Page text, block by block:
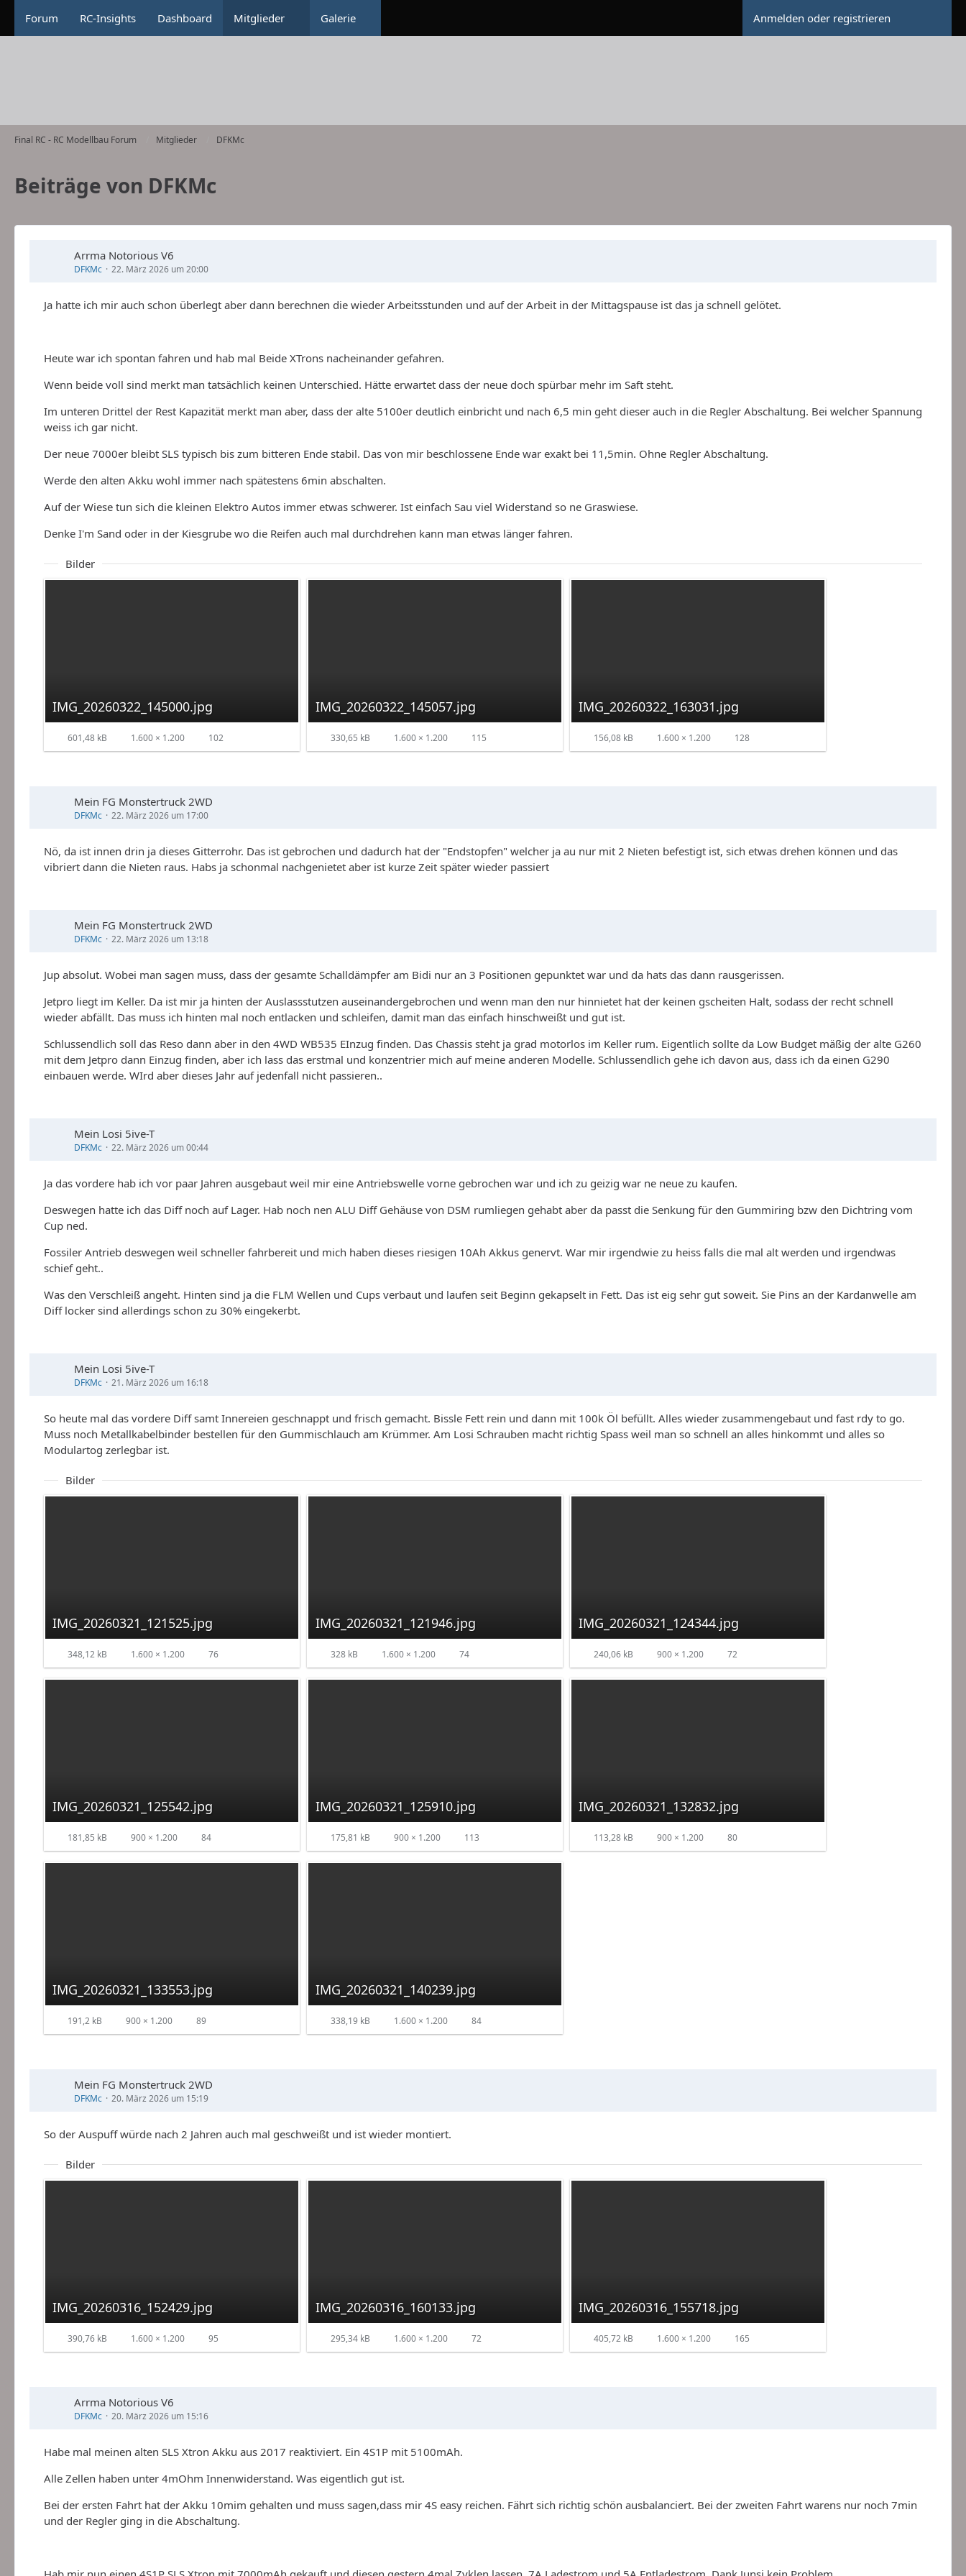
Forum RC-Insights Dashboard Mitglieder Galerie Anmelden oder registrieren
Final RC - RC Modellbau Forum Mitglieder DFKMc
Beiträge von DFKMc
Arrma Notorious V6
DFKMc 22. März 2026 um 20:00
Ja hatte ich mir auch schon überlegt aber dann berechnen die wieder Arbeitsstunden und auf der Arbeit in der Mittagspause ist das ja schnell gelötet.
Heute war ich spontan fahren und hab mal Beide XTrons nacheinander gefahren.
Wenn beide voll sind merkt man tatsächlich keinen Unterschied. Hätte erwartet dass der neue doch spürbar mehr im Saft steht.
Im unteren Drittel der Rest Kapazität merkt man aber, dass der alte 5100er deutlich einbricht und nach 6,5 min geht dieser auch in die Regler Abschaltung. Bei welcher Spannung
weiss ich gar nicht.
Der neue 7000er bleibt SLS typisch bis zum bitteren Ende stabil. Das von mir beschlossene Ende war exakt bei 11,5min. Ohne Regler Abschaltung.
Werde den alten Akku wohl immer nach spätestens 6min abschalten.
Auf der Wiese tun sich die kleinen Elektro Autos immer etwas schwerer. Ist einfach Sau viel Widerstand so ne Graswiese.
Denke I'm Sand oder in der Kiesgrube wo die Reifen auch mal durchdrehen kann man etwas länger fahren.
Bilder
IMG_20260322_145000.jpg
601,48 kB 1.600 × 1.200 102
IMG_20260322_145057.jpg
330,65 kB 1.600 × 1.200 115
IMG_20260322_163031.jpg
156,08 kB 1.600 × 1.200 128
Mein FG Monstertruck 2WD
DFKMc 22. März 2026 um 17:00
Nö, da ist innen drin ja dieses Gitterrohr. Das ist gebrochen und dadurch hat der "Endstopfen" welcher ja au nur mit 2 Nieten befestigt ist, sich etwas drehen können und das
vibriert dann die Nieten raus. Habs ja schonmal nachgenietet aber ist kurze Zeit später wieder passiert
Mein FG Monstertruck 2WD
DFKMc 22. März 2026 um 13:18
Jup absolut. Wobei man sagen muss, dass der gesamte Schalldämpfer am Bidi nur an 3 Positionen gepunktet war und da hats das dann rausgerissen.
Jetpro liegt im Keller. Da ist mir ja hinten der Auslassstutzen auseinandergebrochen und wenn man den nur hinnietet hat der keinen gscheiten Halt, sodass der recht schnell
wieder abfällt. Das muss ich hinten mal noch entlacken und schleifen, damit man das einfach hinschweißt und gut ist.
Schlussendlich soll das Reso dann aber in den 4WD WB535 EInzug finden. Das Chassis steht ja grad motorlos im Keller rum. Eigentlich sollte da Low Budget mäßig der alte G260
mit dem Jetpro dann Einzug finden, aber ich lass das erstmal und konzentrier mich auf meine anderen Modelle. Schlussendlich gehe ich davon aus, dass ich da einen G290
einbauen werde. WIrd aber dieses Jahr auf jedenfall nicht passieren..
Mein Losi 5ive-T
DFKMc 22. März 2026 um 00:44
Ja das vordere hab ich vor paar Jahren ausgebaut weil mir eine Antriebswelle vorne gebrochen war und ich zu geizig war ne neue zu kaufen.
Deswegen hatte ich das Diff noch auf Lager. Hab noch nen ALU Diff Gehäuse von DSM rumliegen gehabt aber da passt die Senkung für den Gummiring bzw den Dichtring vom
Cup ned.
Fossiler Antrieb deswegen weil schneller fahrbereit und mich haben dieses riesigen 10Ah Akkus genervt. War mir irgendwie zu heiss falls die mal alt werden und irgendwas
schief geht..
Was den Verschleiß angeht. Hinten sind ja die FLM Wellen und Cups verbaut und laufen seit Beginn gekapselt in Fett. Das ist eig sehr gut soweit. Sie Pins an der Kardanwelle am
Diff locker sind allerdings schon zu 30% eingekerbt.
Mein Losi 5ive-T
DFKMc 21. März 2026 um 16:18
So heute mal das vordere Diff samt Innereien geschnappt und frisch gemacht. Bissle Fett rein und dann mit 100k Öl befüllt. Alles wieder zusammengebaut und fast rdy to go.
Muss noch Metallkabelbinder bestellen für den Gummischlauch am Krümmer. Am Losi Schrauben macht richtig Spass weil man so schnell an alles hinkommt und alles so
Modulartog zerlegbar ist.
Bilder
IMG_20260321_121525.jpg
348,12 kB 1.600 × 1.200 76
IMG_20260321_121946.jpg
328 kB 1.600 × 1.200 74
IMG_20260321_124344.jpg
240,06 kB 900 × 1.200 72
IMG_20260321_125542.jpg
181,85 kB 900 × 1.200 84
IMG_20260321_125910.jpg
175,81 kB 900 × 1.200 113
IMG_20260321_132832.jpg
113,28 kB 900 × 1.200 80
IMG_20260321_133553.jpg
191,2 kB 900 × 1.200 89
IMG_20260321_140239.jpg
338,19 kB 1.600 × 1.200 84
Mein FG Monstertruck 2WD
DFKMc 20. März 2026 um 15:19
So der Auspuff würde nach 2 Jahren auch mal geschweißt und ist wieder montiert.
Bilder
IMG_20260316_152429.jpg
390,76 kB 1.600 × 1.200 95
IMG_20260316_160133.jpg
295,34 kB 1.600 × 1.200 72
IMG_20260316_155718.jpg
405,72 kB 1.600 × 1.200 165
Arrma Notorious V6
DFKMc 20. März 2026 um 15:16
Habe mal meinen alten SLS Xtron Akku aus 2017 reaktiviert. Ein 4S1P mit 5100mAh.
Alle Zellen haben unter 4mOhm Innenwiderstand. Was eigentlich gut ist.
Bei der ersten Fahrt hat der Akku 10mim gehalten und muss sagen,dass mir 4S easy reichen. Fährt sich richtig schön ausbalanciert. Bei der zweiten Fahrt warens nur noch 7min
und der Regler ging in die Abschaltung.